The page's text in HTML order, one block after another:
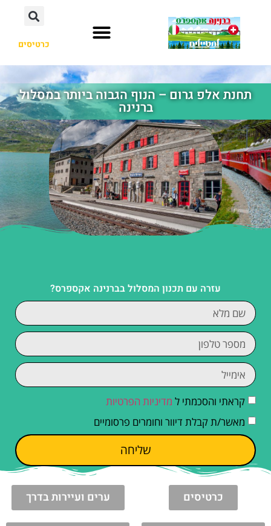
כרטיסים
תחנת אלפ גרום – הנוף הגבוה ביותר במסלול
ברנינה
עזרה עם תכנון המסלול בברנינה אקספרס?
קראתי והסכמתי ל מדיניות הפרטיות
מאשר/ת קבלת דיוור וחומרים פרסומיים
שליחה
כרטיסים ערים ועיירות בדרך